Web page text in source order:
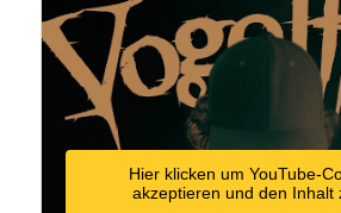
Hier klicken um YouTube-
akzeptieren und den Inhalt